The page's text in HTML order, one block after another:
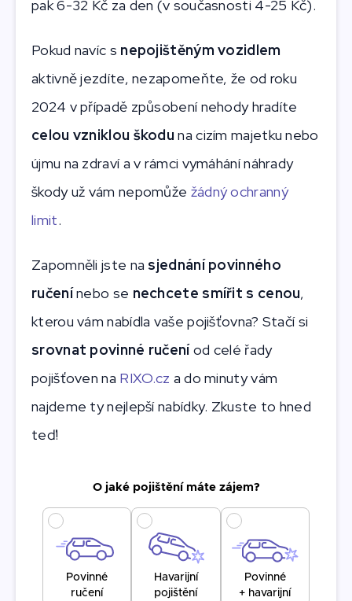
pak 6-32 Kč za den (v současnosti 4-25 Kč).
Pokud navíc s nepojištěným vozidlem
aktivně jezdíte, nezapomeňte, že od roku
2024 v případě způsobení nehody hradíte
celou vzniklou škodu na cizím majetku nebo
újmu na zdraví a v rámci vymáhání náhrady
škody už vám nepomůže žádný ochranný
limit.
Zapomněli jste na sjednání povinného
ručenínebo se nechcete smířit s cenou,
kterou vám nabídla vaše pojišťovna? Stačí si
srovnat povinné ručeníod celé řady
pojišťoven na RIXO.cz a do minuty vám
najdeme ty nejlepší nabídky. Zkuste to hned
teď!